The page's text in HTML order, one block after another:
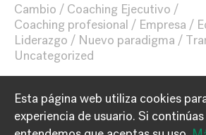
Cambio
Coaching Ejecutivo
Coaching profesional
Empresa
Liderazgo
Nuevo paradigma
Uncategorized
Esta página web utiliza cookies
experiencia de usuario. Si